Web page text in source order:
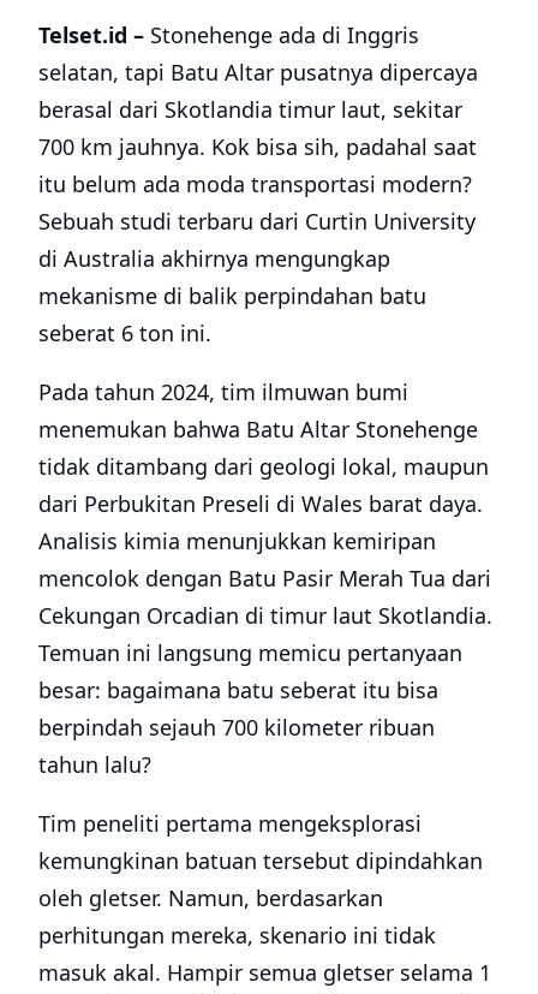
Telset.id – Stonehenge ada di Inggris
selatan, tapi Batu Altar pusatnya dipercaya
berasal dari Skotlandia timur laut, sekitar
700 km jauhnya. Kok bisa sih, padahal saat
itu belum ada moda transportasi modern?
Sebuah studi terbaru dari Curtin University
di Australia akhirnya mengungkap
mekanisme di balik perpindahan batu
seberat 6 ton ini.
Pada tahun 2024, tim ilmuwan bumi
menemukan bahwa Batu Altar Stonehenge
tidak ditambang dari geologi lokal, maupun
dari Perbukitan Preseli di Wales barat daya.
Analisis kimia menunjukkan kemiripan
mencolok dengan Batu Pasir Merah Tua dari
Cekungan Orcadian di timur laut Skotlandia.
Temuan ini langsung memicu pertanyaan
besar: bagaimana batu seberat itu bisa
berpindah sejauh 700 kilometer ribuan
tahun lalu?
Tim peneliti pertama mengeksplorasi
kemungkinan batuan tersebut dipindahkan
oleh gletser. Namun, berdasarkan
perhitungan mereka, skenario ini tidak
masuk akal. Hampir semua gletser selama 1